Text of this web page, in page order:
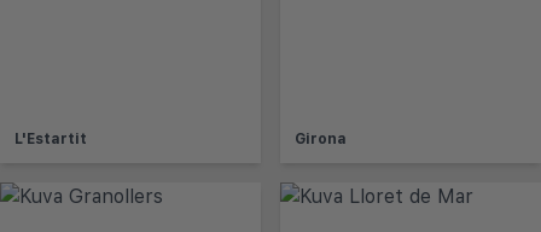
L'Estartit Girona